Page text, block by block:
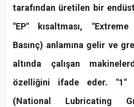
tarafından üretilen bir
"EP" kısaltması, "Extreme
Basınç) anlamına gelir ve
altında çalışan
özelliğini ifade eder. "1"
(National Lubricating